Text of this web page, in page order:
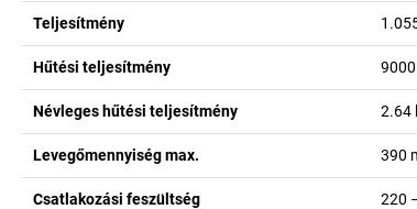
Teljesítmény
Hűtési teljesítmény 9000
Névleges hűtési teljesítmény 2.64
Levegőmennyiség max. 390
Csatlakozási feszültség 220